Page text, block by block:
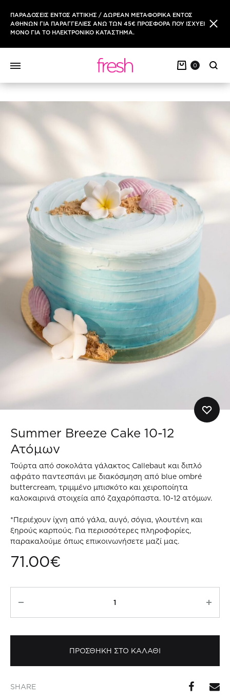
ΠΑΡΑΔΟΣΕΙΣ ΕΝΤΟΣ ΑΤΤΙΚΗΣ / ΔΩΡΕΑΝ ΜΕΤΑΦΟΡΙΚΑ ΕΝΤΟΣ
ΑΘΗΝΩΝ ΓΙΑ ΠΑΡΑΓΓΕΛΙΕΣ ΑΝΩ ΤΩΝ 45€ ΠΡΟΣΦΟΡΑ ΠΟΥ ΙΣΧΥΕΙ
ΜΟΝΟ ΓΙΑ ΤΟ ΗΛΕΚΤΡΟΝΙΚΟ ΚΑΤΑΣΤΗΜΑ.
0
Summer Breeze Cake 10-12
Ατόμων
Τούρτα από σοκολάτα γάλακτος Callebaut και διπλό
αφράτο παντεσπάνι με διακόσμηση από blue ombré
buttercream, τριμμένο μπισκότο και χειροποίητα
καλοκαιρινά στοιχεία από ζαχαρόπαστα. 10-12 ατόμων.
*Περιέχουν ίχνη από γάλα, αυγό, σόγια, γλουτένη και
ξηρούς καρπούς. Για περισσότερες πληροφορίες,
παρακαλούμε όπως επικοινωνήσετε μαζί μας.
71.00€
10-
Ατόμων
ΠΡΟΣΘΗΚΗ ΣΤΟ ΚΑΛΑΘΙ
SHARE